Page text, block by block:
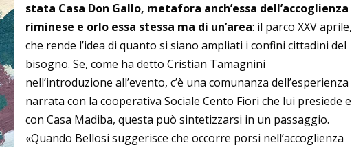
stata Casa Don Gallo, metafora anch’essa dell’accoglienza
riminese e orlo essa stessa ma di un’area: il parco XXV aprile,
che rende l’idea di quanto si siano ampliati i confini cittadini del
bisogno. Se, come ha detto Cristian Tamagnini
nell’introduzione all’evento, c’è una comunanza dell’esperienza
narrata con la cooperativa Sociale Cento Fiori che lui presiede e
con Casa Madiba, questa può sintetizzarsi in un passaggio.
«Quando Bellosi suggerisce che occorre porsi nell’accoglienza